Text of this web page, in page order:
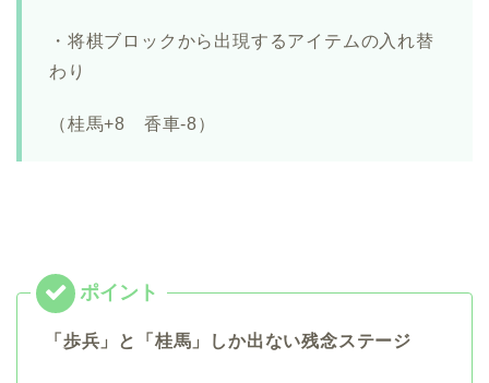
・将棋ブロックから出現するアイテムの入れ替
わり
（桂馬+8 香車-8）
「歩兵」と「桂馬」しか出ない残念ステージ